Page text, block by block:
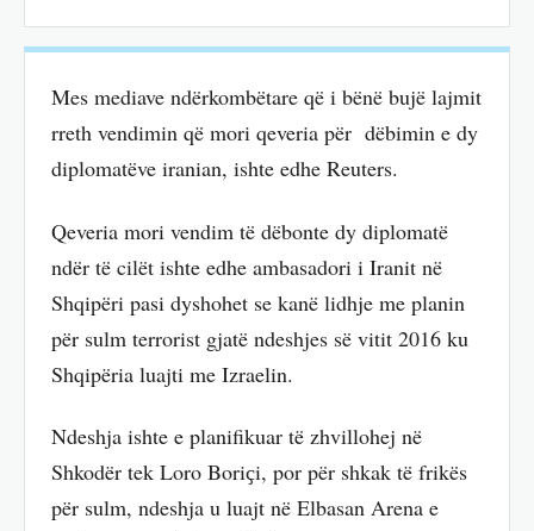
Mes mediave ndërkombëtare që i bënë bujë lajmit
rreth vendimin që mori qeveria për dëbimin e dy
diplomatëve iranian, ishte edhe Reuters.
Qeveria mori vendim të dëbonte dy diplomatë
ndër të cilët ishte edhe ambasadori i Iranit në
Shqipëri pasi dyshohet se kanë lidhje me planin
për sulm terrorist gjatë ndeshjes së vitit 2016 ku
Shqipëria luajti me Izraelin.
Ndeshja ishte e planifikuar të zhvillohej në
Shkodër tek Loro Boriҫi, por për shkak të frikës
për sulm, ndeshja u luajt në Elbasan Arena e